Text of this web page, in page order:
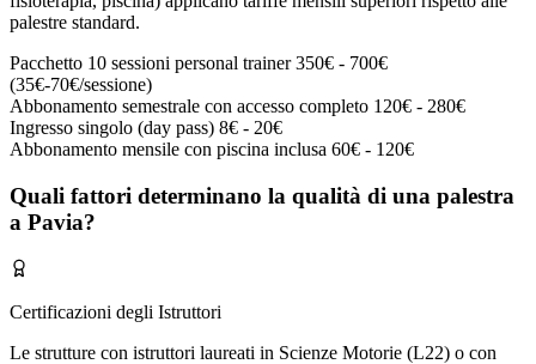
palestre standard.
Pacchetto 10 sessioni personal trainer 350€ - 700€
(35€-70€/sessione)
Abbonamento semestrale con accesso completo 120€ - 280€
Ingresso singolo (day pass) 8€ - 20€
Abbonamento mensile con piscina inclusa 60€ - 120€
Quali fattori determinano la qualità di una palestra
a Pavia?
Certificazioni degli Istruttori
Le strutture con istruttori laureati in Scienze Motorie (L22) o con